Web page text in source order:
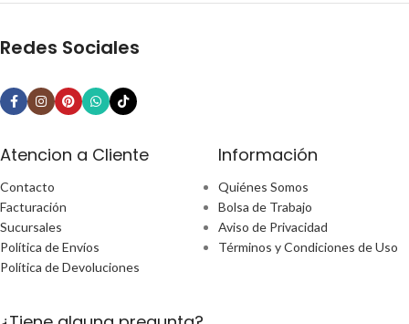
Redes Sociales
Atencion a Cliente
Contacto
Facturación
Sucursales
Política de Envíos
Política de Devoluciones
Información
Quiénes Somos
Bolsa de Trabajo
Aviso de Privacidad
Términos y Condiciones de Uso